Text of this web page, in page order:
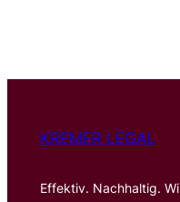
n
KREMER LEGAL
Effektiv. Nachhaltig.